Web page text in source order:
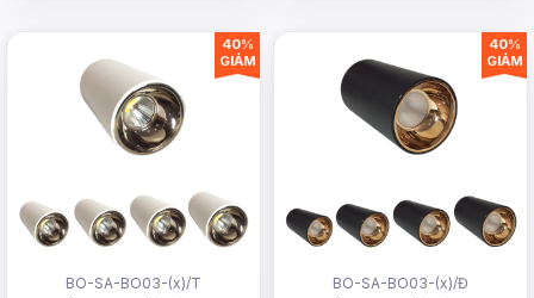
BO-SA-BO03-(x)/T
40%
GIẢM
BO-SA-BO03-(x)/Đ
40%
GIẢM